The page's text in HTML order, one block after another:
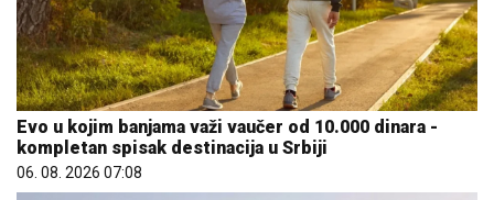
Evo u kojim banjama važi vaučer od 10.000 dinara -
kompletan spisak destinacija u Srbiji
06. 08. 2026 07:08